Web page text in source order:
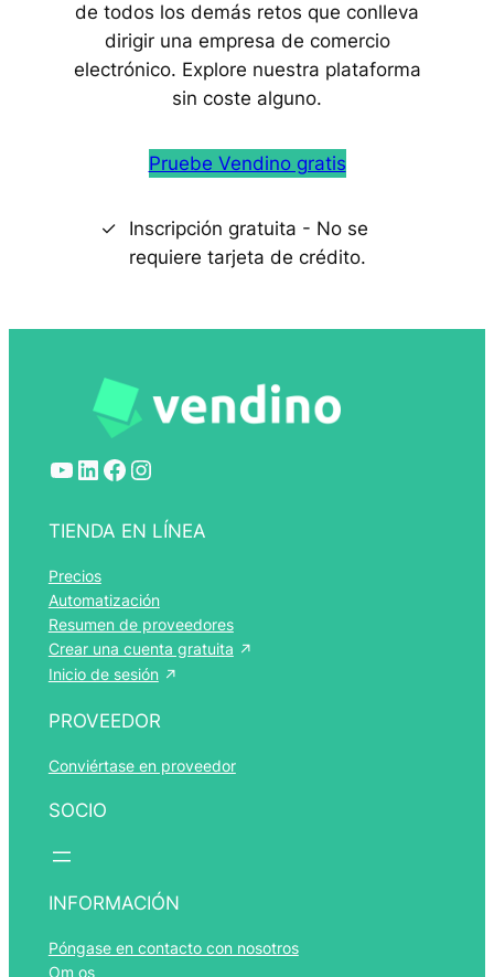
de todos los demás retos que conlleva
dirigir una empresa de comercio
electrónico. Explore nuestra plataforma
sin coste alguno.
Pruebe Vendino gratis
Inscripción gratuita - No se
requiere tarjeta de crédito.
YouTube LinkedIn Facebook Instagram
TIENDA EN LÍNEA
Precios
Automatización
Resumen de proveedores
Crear una cuenta gratuita
Inicio de sesión
PROVEEDOR
Conviértase en proveedor
SOCIO
INFORMACIÓN
Póngase en contacto con nosotros
Om os